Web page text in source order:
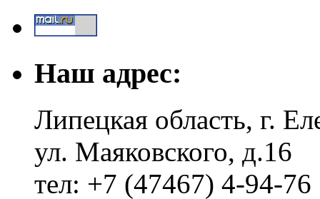
Наш адрес:
Липецкая область, г.
ул. Маяковского, д.16
тел: +7 (47467) 4-94-76